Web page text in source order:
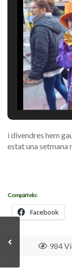
i divendres hem
estat una
Compártelo:
Facebook
984